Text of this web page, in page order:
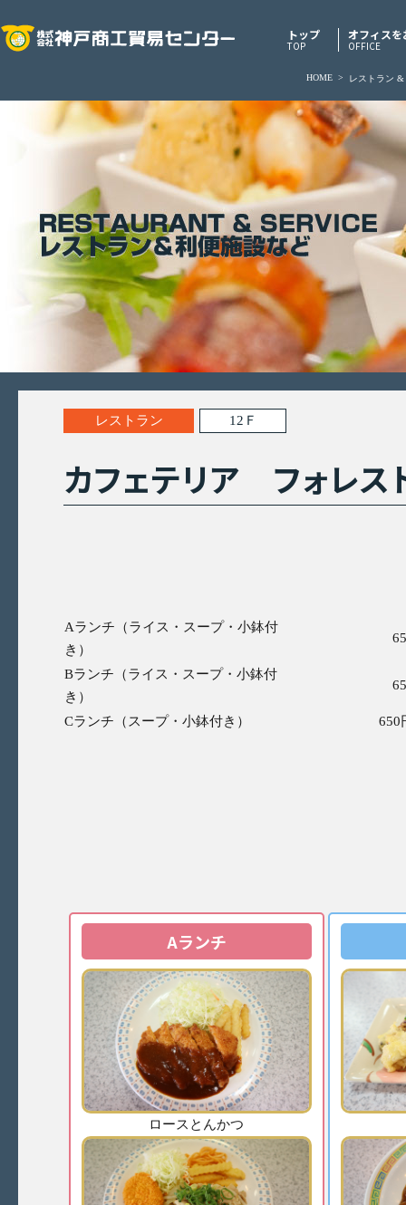
トップ
TOP
オフィスを
OFFICE
HOME > レストラン
レストラン 12Ｆ
カフェテリア フォレス
Aランチ（ライス・スープ・小鉢付
き）
Bランチ（ライス・スープ・小鉢付
き）
Cランチ（スープ・小鉢付き） 650
Aランチ
ロースとんかつ